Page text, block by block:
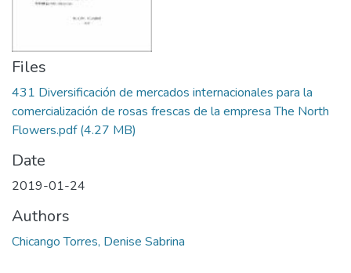
Files
431 Diversificación de mercados internacionales para la
comercialización de rosas frescas de la empresa The North
Flowers.pdf(4.27 MB)
Date
2019-01-24
Authors
Chicango Torres, Denise Sabrina